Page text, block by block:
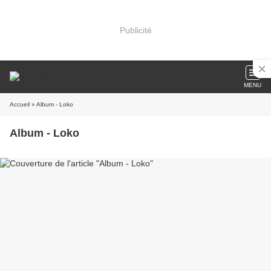
Publicité
MENU
Accueil » Album - Loko
Album - Loko